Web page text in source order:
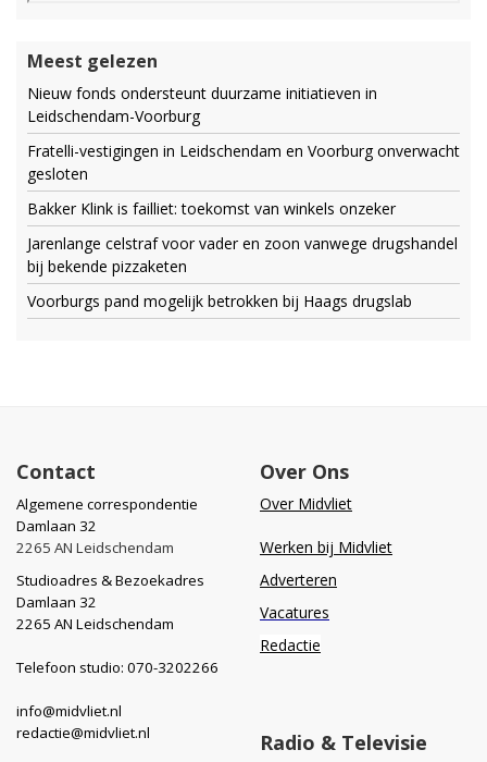
Meest gelezen
Nieuw fonds ondersteunt duurzame initiatieven in
Leidschendam-Voorburg
Fratelli-vestigingen in Leidschendam en Voorburg onverwacht
gesloten
Bakker Klink is failliet: toekomst van winkels onzeker
Jarenlange celstraf voor vader en zoon vanwege drugshandel
bij bekende pizzaketen
Voorburgs pand mogelijk betrokken bij Haags drugslab
Contact
Algemene correspondentie
Damlaan 32
2265 AN Leidschendam
Studioadres & Bezoekadres
Damlaan 32
2265 AN Leidschendam
Telefoon studio: 070-3202266
info@midvliet.nl
redactie@midvliet.nl
Over Ons
Over Midvliet
Werken bij Midvliet
Adverteren
Vacatures
Redactie
Radio & Televisie